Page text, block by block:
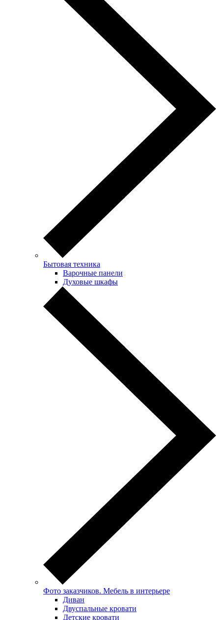
Бытовая техника
Варочные панели
Духовые шкафы
Фото заказчиков. Мебель в интерьере
Диван
Двуспальные кровати
Детские кровати